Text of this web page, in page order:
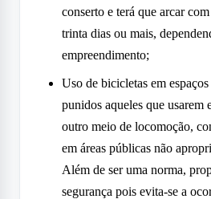
conserto e terá que arcar com
trinta dias ou mais,
empreendimento;
Uso de bicicletas em
punidos aqueles que usarem
outro meio de locomoção,
em áreas públicas não
Além de ser uma norma,
segurança pois evita-se a